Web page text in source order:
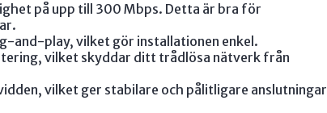
på upp till 300 Mbps. Detta är bra för
and-play, vilket gör installationen enkel.
vilket skyddar ditt trådlösa nätverk från
vilket ger stabilare och pålitligare anslutningar